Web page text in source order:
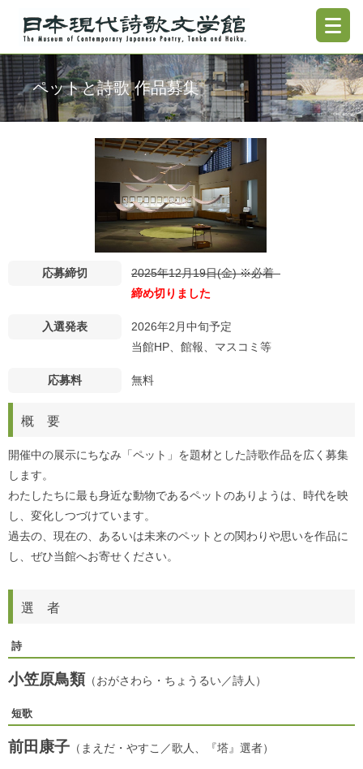
ペットと詩歌 作品募集
応募締切
2025年12月19日(金) ※必着
締め切りました
入選発表
2026年2月中旬予定
当館HP、館報、マスコミ等
応募料 無料
概 要
開催中の展示にちなみ「ペット」を題材とした詩歌作品を広く募集
します。
わたしたちに最も身近な動物であるペットのありようは、時代を映
し、変化しつづけています。
過去の、現在の、あるいは未来のペットとの関わりや思いを作品に
し、ぜひ当館へお寄せください。
選 者
詩
小笠原鳥類 （おがさわら・ちょうるい／詩人）
短歌
前田康子 （まえだ・やすこ／歌人、『塔』選者）